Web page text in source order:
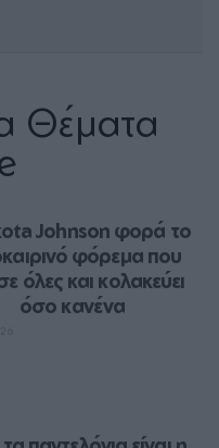
Θέματα
Johnson φορά το
φόρεμα που
όλες και κολακεύει
όσο κανένα